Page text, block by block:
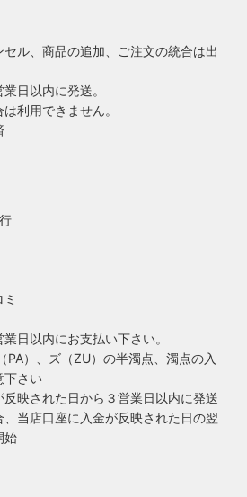
役・こだわりのヴィンテー
メインのスーツが良いのに、靴や時
まらない。住宅や店舗も同じく照明
の良い建築やインテリアも台無しで
の重厚感やゴージャスさ。それでい
素朴さを追求したヴィンテージスタ
ています。
・電気用品安全法の遵守
売する照明は１点残らずPSE検査に
後や出荷前に検査を行うため、当店
ろん、アンティークやヴィンテージ
使い頂けます。当店は製造事業者と
定電気用品以外の電気用品の製造事
セル、商品の追加、ご注文の統合は出
日以内に発送。
利用できません。
日以内にお支払い下さい。
PA）、ズ（ZU）の半濁点、濁点の入
下さい
反映された日から３営業日以内に発送
当店口座に入金が反映された日の翌
始